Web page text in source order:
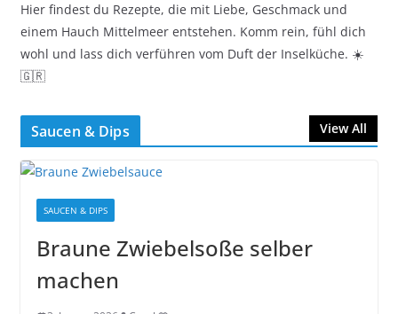
Hier findest du Rezepte, die mit Liebe, Geschmack und
einem Hauch Mittelmeer entstehen. Komm rein, fühl dich
wohl und lass dich verführen vom Duft der Inselküche. ☀️
🇬🇷
Saucen & Dips View All
SAUCEN & DIPS
Braune Zwiebelsoße selber
machen